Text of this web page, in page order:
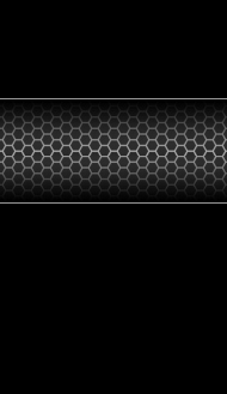
イ
ー
ル
ス
ペ